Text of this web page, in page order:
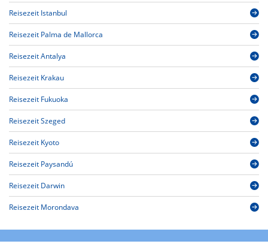
Reisezeit Istanbul
Reisezeit Palma de Mallorca
Reisezeit Antalya
Reisezeit Krakau
Reisezeit Fukuoka
Reisezeit Szeged
Reisezeit Kyoto
Reisezeit Paysandú
Reisezeit Darwin
Reisezeit Morondava